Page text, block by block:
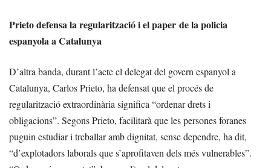
Prieto defensa la regularització i el paper de la policia
espanyola a Catalunya
D’altra banda, durant l’acte el delegat del govern espanyol a
Catalunya, Carlos Prieto, ha defensat que el procés de
regularització extraordinària significa “ordenar drets i
obligacions”. Segons Prieto, facilitarà que les persones foranes
puguin estudiar i treballar amb dignitat, sense dependre, ha dit,
“d’explotadors laborals que s’aprofitaven dels més vulnerables”.